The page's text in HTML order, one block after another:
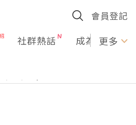
會員登記
社群熱話 成為U更多